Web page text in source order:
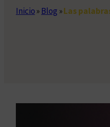
Inicio» Blog »Las